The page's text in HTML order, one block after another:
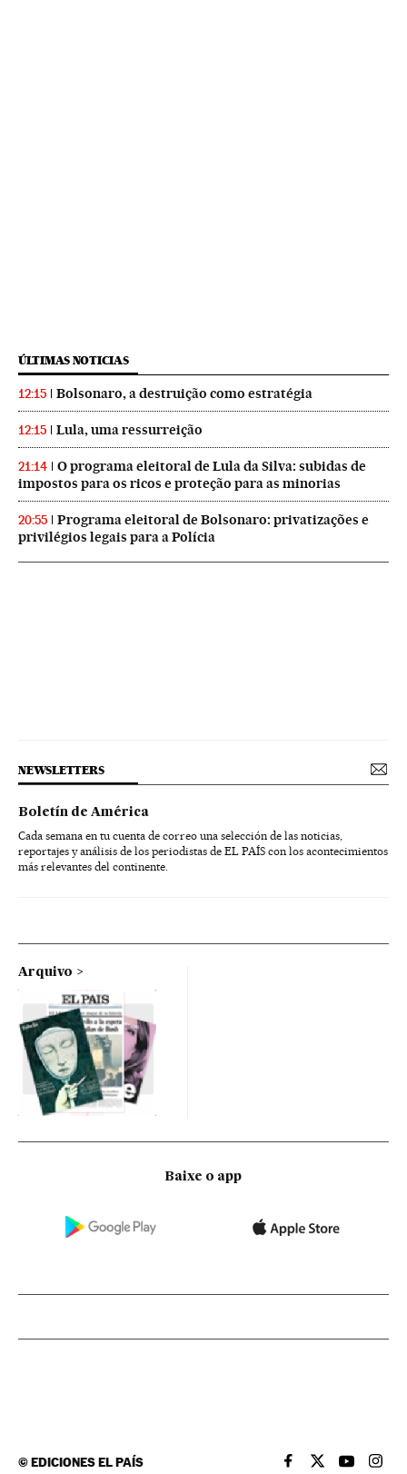
ÚLTIMAS NOTICIAS
12:15 Bolsonaro, a destruição como estratégia
12:15 Lula, uma ressurreição
21:14
O programa eleitoral de Lula da Silva: subidas de
impostos para os ricos e proteção para as minorias
20:55
Programa eleitoral de Bolsonaro: privatizações e
privilégios legais para a Polícia
NEWSLETTERS
Boletín de América
Cada semana en tu cuenta de correo una selección de las noticias,
reportajes y análisis de los periodistas de EL PAÍS con los acontecimientos
más relevantes del continente.
Arquivo
Baixe o app
©EDICIONES EL PAÍS EL PAÍS BRASIL EN
EL PAÍSEL PAÍS
EL